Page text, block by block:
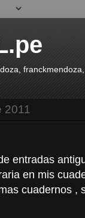
2011
entradas
en mis
cuadernos ,